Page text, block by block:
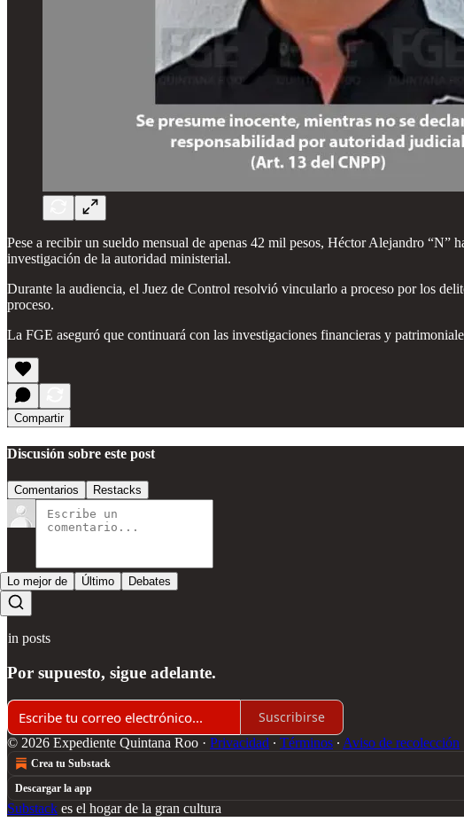
Pese a recibir un sueldo mensual de apenas 42 mil pesos, Héctor Alejandro “N”
investigación de la autoridad ministerial.
Durante la audiencia, el Juez de Control resolvió vincularlo a proceso por los
proceso.
La FGE aseguró que continuará con las investigaciones financieras y
Compartir
Discusión sobre este post
Comentarios Restacks
Lo mejor de Último Debates
Sin posts
Por supuesto, sigue adelante.
Suscribirse
© 2026 Expediente Quintana Roo · Privacidad ∙ Términos ∙ Aviso de recolección
Crea tu Substack
Descargar la app
Substack es el hogar de la gran cultura